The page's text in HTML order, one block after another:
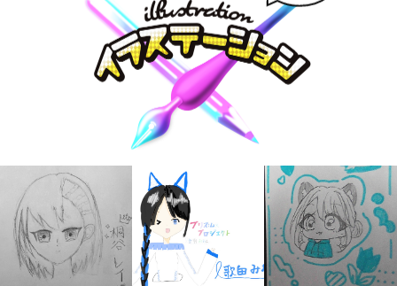
キミノラジオ配信中！
いろんな動画が